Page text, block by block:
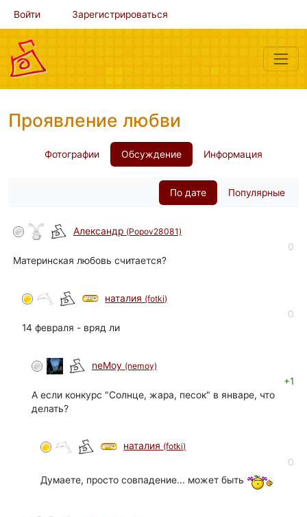
Войти Зарегистрироваться
Проявление любви
Фотографии Обсуждение Информация
По дате Популярные
Александр (Popov28081)
0
Материнская любовь считается?
наталия (fotki)
0
14 февраля - вряд ли
neMoy (nemoy)
+1
А если конкурс "Солнце, жара, песок" в январе, что
делать?
наталия (fotki)
0
Думаете, просто совпадение... может быть